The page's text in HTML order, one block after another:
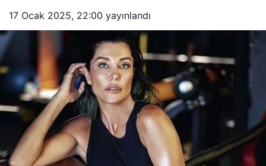
17 Ocak 2025, 22:00 yayınlandı